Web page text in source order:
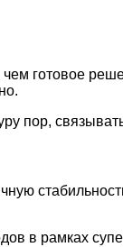
чем готовое
пор,
в рамках